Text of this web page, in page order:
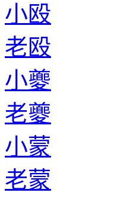
小殴
老殴
小夔
老夔
小蒙
老蒙